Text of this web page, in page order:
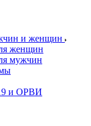
и женщин
женщин
мужчин
и ОРВИ